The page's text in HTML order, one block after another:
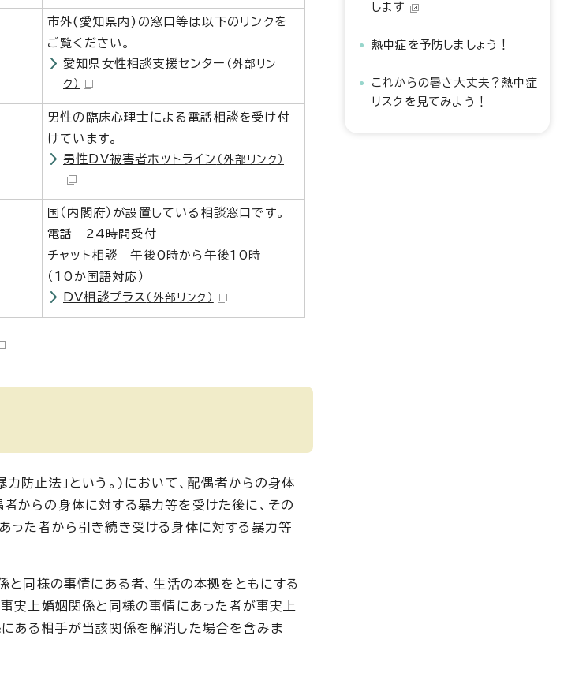
市外(愛知県内)の窓口等は以下のリンクを
ご覧ください。
愛知県女性相談支援センター （外部リン
ク）
男性の臨床心理士による電話相談を受け付
けています。
男性DV被害者ホットライン （外部リンク）
国（内閣府）が設置している相談窓口です。
電話 24時間受付
チャット相談 午後0時から午後10時
（10か国語対応）
DV相談プラス （外部リンク）
防止法」という。)において、配偶者からの身体
からの身体に対する暴力等を受けた後に、その
った者から引き続き受ける身体に対する暴力等
と同様の事情にある者、生活の本拠をともにする
実上婚姻関係と同様の事情にあった者が事実上
ある相手が当該関係を解消した場合を含みま
します
熱中症を予防しましょう！
これからの暑さ大丈夫？熱中症
リスクを見てみよう！